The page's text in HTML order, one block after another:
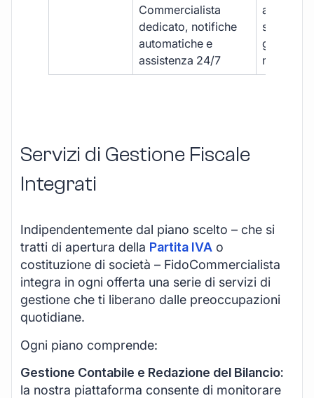
Commercialista
dedicato, notifiche
automatiche e
assistenza 24/7
studio e
gestione
manuale
Servizi di Gestione Fiscale
Integrati
Indipendentemente dal piano scelto – che si
tratti di apertura della Partita IVA o
costituzione di società – FidoCommercialista
integra in ogni offerta una serie di servizi di
gestione che ti liberano dalle preoccupazioni
quotidiane.
Ogni piano comprende:
Gestione Contabile e Redazione del Bilancio:
la nostra piattaforma consente di monitorare